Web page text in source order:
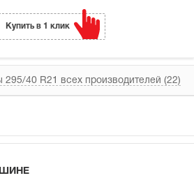
Купить в 1 клик
295/40 R21 всех производителей (22)